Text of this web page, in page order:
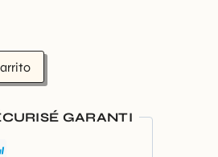
GARANTI